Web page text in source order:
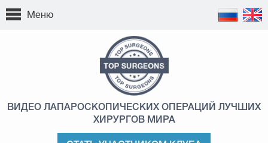
Меню
ВИДЕО ЛАПАРОСКОПИЧЕСКИХ ОПЕРАЦИЙ ЛУЧШИХ
ХИРУРГОВ МИРА